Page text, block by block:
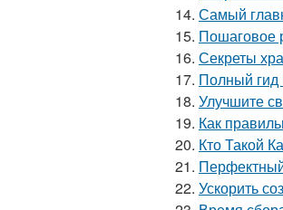
14. Самый
15. Пошаговое
16. Секреты
17. Полный гид
18. Улучшите
19. Как
20. Кто Такой
21.
22. Ускорить